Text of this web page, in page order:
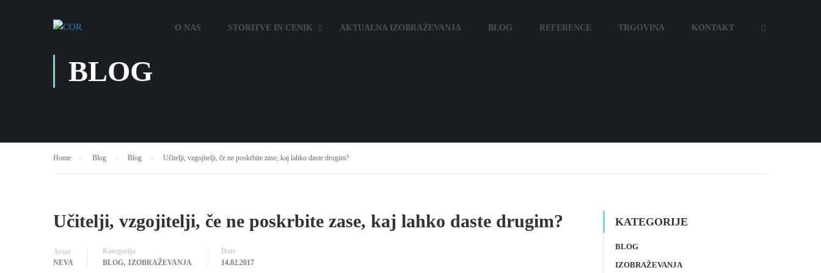
O NAS STORITVE IN CENIK AKTUALNA IZOBRAŽEVANJA BLOG REFERENCE TRGOVINA KONTAKT
BLOG
Home Blog Blog Učitelji, vzgojitelji, če ne poskrbite zase, kaj lahko daste drugim?
Učitelji, vzgojitelji, če ne poskrbite zase, kaj lahko daste drugim?
Avtor
NEVA
Kategorija
BLOG, IZOBRAŽEVANJA
Date
14.02.2017
KATEGORIJE
BLOG
IZOBRAŽEVANJA